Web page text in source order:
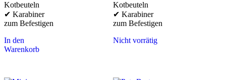
Kotbeuteln
✔ Karabiner
zum Befestigen
In den
Warenkorb
Kotbeuteln
✔ Karabiner
zum Befestigen
Nicht vorrätig